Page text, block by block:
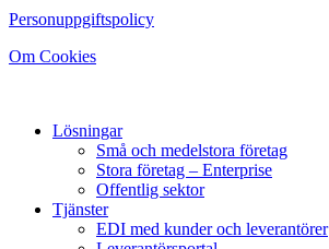
Personuppgiftspolicy
Om Cookies
Lösningar
Små och medelstora företag
Stora företag – Enterprise
Offentlig sektor
Tjänster
EDI med kunder och leverantörer